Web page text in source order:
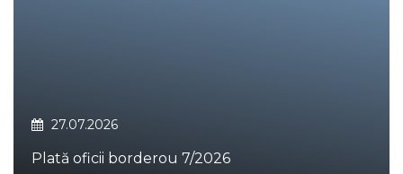
27.07.2026
Plată oficii borderou 7/2026